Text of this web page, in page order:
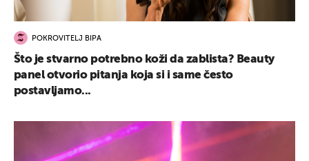
POKROVITELJ BIPA
Što je stvarno potrebno koži da zablista? Beauty
panel otvorio pitanja koja si i same često
postavljamo...